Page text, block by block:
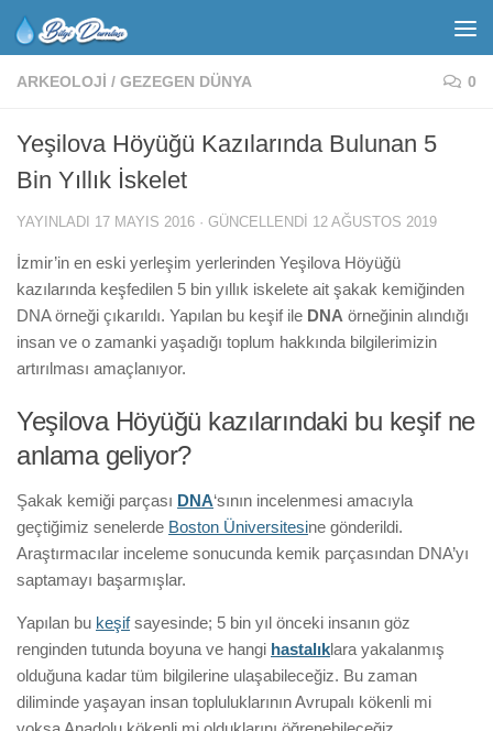
ARKEOLOJI / GEZEGEN DÜNYA 0
Yeşilova Höyüğü Kazılarında Bulunan 5
Bin Yıllık İskelet
YAYINLADI 17 MAYIS 2016 · GÜNCELLENDI 12 AĞUSTOS 2019
İzmir’in en eski yerleşim yerlerinden Yeşilova Höyüğü
kazılarında keşfedilen 5 bin yıllık iskelete ait şakak kemiğinden
DNA örneği çıkarıldı. Yapılan bu keşif ile DNA örneğinin alındığı
insan ve o zamanki yaşadığı toplum hakkında bilgilerimizin
artırılması amaçlanıyor.
Yeşilova Höyüğü kazılarındaki bu keşif ne
anlama geliyor?
Şakak kemiği parçası DNA‘sının incelenmesi amacıyla
geçtiğimiz senelerde Boston Üniversitesine gönderildi.
Araştırmacılar inceleme sonucunda kemik parçasından DNA’yı
saptamayı başarmışlar.
Yapılan bu keşifsayesinde; 5 bin yıl önceki insanın göz
renginden tutunda boyuna ve hangi hastalıklara yakalanmış
olduğuna kadar tüm bilgilerine ulaşabileceğiz. Bu zaman
diliminde yaşayan insan topluluklarının Avrupalı kökenli mi